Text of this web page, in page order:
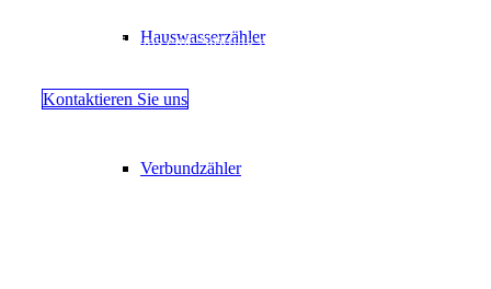
Hauswasserzähler
Verbundzähler
Gern können Sie uns eine Störung mit hier aufgeführtem Formular
Kontaktieren Sie uns